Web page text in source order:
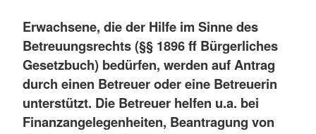
Erwachsene, die der Hilfe im Sinne des
Betreuungsrechts (§§ 1896 ff Bürgerliches
Gesetzbuch) bedürfen, werden auf Antrag
durch einen Betreuer oder eine Betreuerin
unterstützt. Die Betreuer helfen u.a. bei
Finanzangelegenheiten, Beantragung von